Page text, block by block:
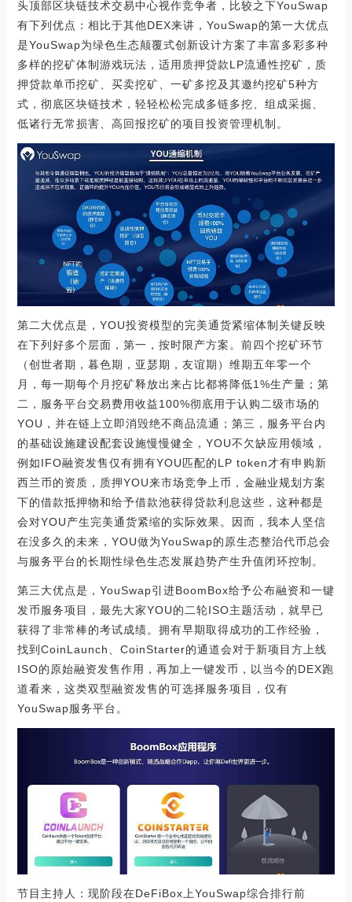
头顶部区块链技术交易中心视作竞争者，比较之下YouSwap
有下列优点：相比于其他DEX来讲，YouSwap的第一大优点
是YouSwap为绿色生态颠覆式创新设计方案了丰富多彩多种
多样的挖矿体制游戏玩法，适用质押贷款LP流通性挖矿，质
押贷款单币挖矿、买卖挖矿、一矿多挖及其邀约挖矿5种方
式，彻底区块链技术，轻轻松松完成多链多挖、组成采掘、
低诸行无常损害、高回报挖矿的项目投资管理机制。
第二大优点是，YOU投资模型的完美通货紧缩体制关键反映
在下列好多个层面，第一，按时限产方案。前四个挖矿环节
（创世者期，暮色期，亚瑟期，友谊期）维期五年零一个
月，每一期每个月挖矿释放出来占比都将降低1%生产量；第
二，服务平台交易费用收益100%彻底用于认购二级市场的
YOU，并在链上立即消毁绝不商品流通；第三，服务平台内
的基础设施建设配套设施慢慢健全，YOU不欠缺应用领域，
例如IFO融资发售仅有拥有YOU匹配的LP token才有申购新
西兰币的资质，质押YOU来市场竞争上币，金融业规划方案
下的借款抵押物和给予借款池获得贷款利息这些，这种都是
会对YOU产生完美通货紧缩的实际效果。因而，我本人坚信
在没多久的未来，YOU做为YouSwap的原生态整治代币总会
与服务平台的长期性绿色生态发展趋势产生升值闭环控制。
第三大优点是，YouSwap引进BoomBox给予公布融资和一键
发币服务项目，最先大家YOU的二轮ISO主题活动，就早已
获得了非常棒的考试成绩。拥有早期取得成功的工作经验，
找到CoinLaunch、CoinStarter的通道会对于新项目方上线
ISO的原始融资发售作用，再加上一键发币，以当今的DEX跑
道看来，这类双型融资发售的可选择服务项目，仅有
YouSwap服务平台。
节目主持人：现阶段在DeFiBox上YouSwap综合排行前